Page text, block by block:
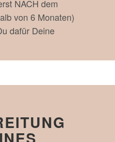
NACH dem
von 6 Monaten)
dafür Deine